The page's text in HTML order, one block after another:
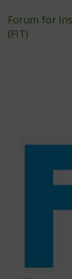
Forum for
(FIT)